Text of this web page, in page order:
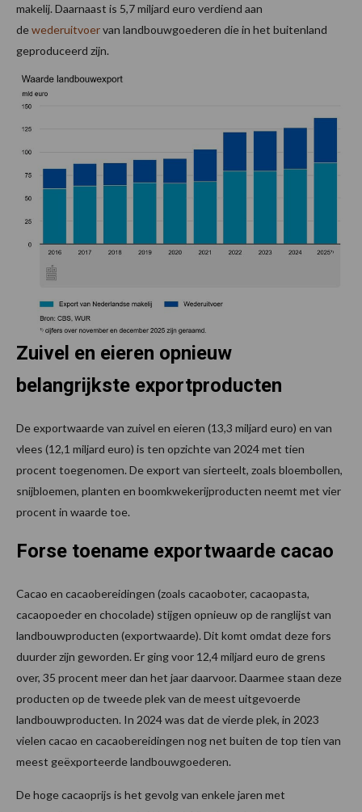
makelij. Daarnaast is 5,7 miljard euro verdiend aan
dewederuitvoervan landbouwgoederen die in het buitenland
geproduceerd zijn.
Zuivel en eieren opnieuw
belangrijkste exportproducten
De exportwaarde van zuivel en eieren (13,3 miljard euro) en van
vlees (12,1 miljard euro) is ten opzichte van 2024 met tien
procent toegenomen. De export van sierteelt, zoals bloembollen,
snijbloemen, planten en boomkwekerijproducten neemt met vier
procent in waarde toe.
Forse toename exportwaarde cacao
Cacao en cacaobereidingen (zoals cacaoboter, cacaopasta,
cacaopoeder en chocolade) stijgen opnieuw op de ranglijst van
landbouwproducten (exportwaarde). Dit komt omdat deze fors
duurder zijn geworden. Er ging voor 12,4 miljard euro de grens
over, 35 procent meer dan het jaar daarvoor. Daarmee staan deze
producten op de tweede plek van de meest uitgevoerde
landbouwproducten. In 2024 was dat de vierde plek, in 2023
vielen cacao en cacaobereidingen nog net buiten de top tien van
meest geëxporteerde landbouwgoederen.
De hoge cacaoprijs is het gevolg van enkele jaren met